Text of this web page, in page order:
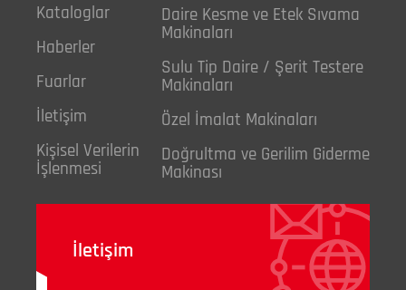
Kataloglar
Haberler
Fuarlar
İletişim
Kişisel Verilerin
İşlenmesi
Daire Kesme ve Etek Sıvama
Makinaları
Sulu Tip Daire / Şerit Testere
Makinaları
Özel İmalat Makinaları
Doğrultma ve Gerilim Giderme
Makinası
İletişim